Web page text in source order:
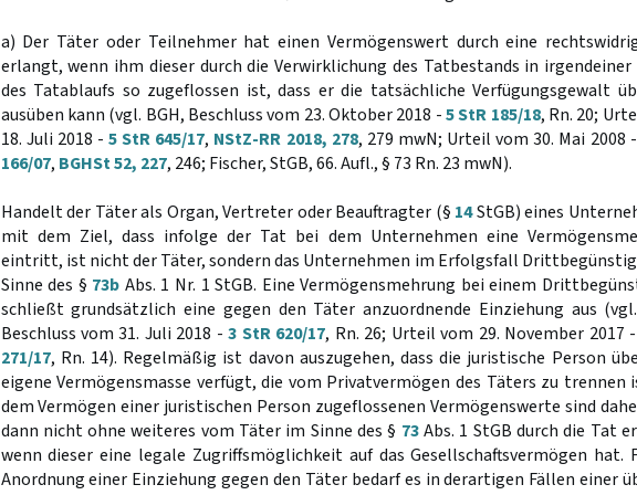
a) Der Täter oder Teilnehmer hat einen Vermögenswert durch eine
erlangt, wenn ihm dieser durch die Verwirklichung des Tatbestands in irgendeiner
des Tatablaufs so zugeflossen ist, dass er die tatsächliche Verfügungsgewalt
ausüben kann (vgl. BGH, Beschluss vom 23. Oktober 2018 -5 StR 185/18, Rn. 20;
18. Juli 2018 -5 StR 645/17, NStZ-RR 2018, 278, 279 mwN; Urteil vom 30. Mai 2008 -
166/07, BGHSt 52, 227, 246; Fischer, StGB, 66. Aufl., § 73 Rn. 23 mwN).
Handelt der Täter als Organ, Vertreter oder Beauftragter (§ 14StGB) eines
mit dem Ziel, dass infolge der Tat bei dem Unternehmen eine
eintritt, ist nicht der Täter, sondern das Unternehmen im Erfolgsfall
Sinne des § 73b Abs. 1 Nr. 1 StGB. Eine Vermögensmehrung bei einem
schließt grundsätzlich eine gegen den Täter anzuordnende Einziehung aus
Beschluss vom 31. Juli 2018 -3 StR 620/17, Rn. 26; Urteil vom 29. November 2017 -
271/17, Rn. 14). Regelmäßig ist davon auszugehen, dass die juristische Person
eigene Vermögensmasse verfügt, die vom Privatvermögen des Täters zu trennen
dem Vermögen einer juristischen Person zugeflossenen Vermögenswerte sind
dann nicht ohne weiteres vom Täter im Sinne des § 73Abs. 1 StGB durch die Tat
wenn dieser eine legale Zugriffsmöglichkeit auf das Gesellschaftsvermögen hat.
Anordnung einer Einziehung gegen den Täter bedarf es in derartigen Fällen einer